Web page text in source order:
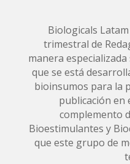
Biologicals
trimestral de
manera
que se está
bioinsumos para la
publicación en
complemento
Bioestimulantes y
que este grupo de